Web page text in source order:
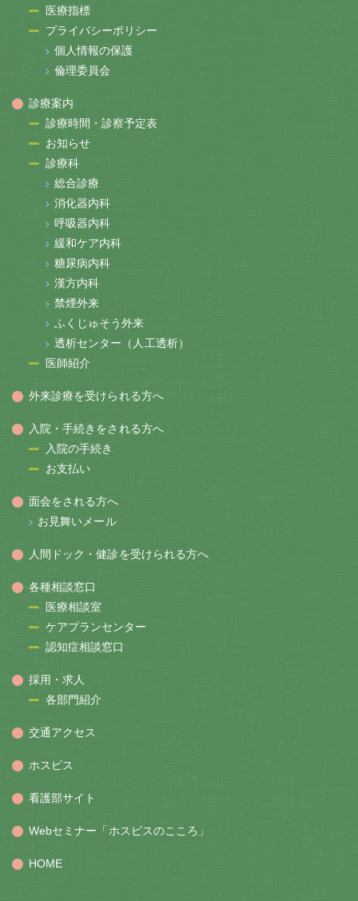
医療指標
プライバシーポリシー
個人情報の保護
倫理委員会
診療案内
診療時間・診察予定表
お知らせ
診療科
総合診療
消化器内科
呼吸器内科
緩和ケア内科
糖尿病内科
漢方内科
禁煙外来
ふくじゅそう外来
透析センター（人工透析）
医師紹介
外来診療を受けられる方へ
入院・手続きをされる方へ
入院の手続き
お支払い
面会をされる方へ
お見舞いメール
人間ドック・健診を受けられる方へ
各種相談窓口
医療相談室
ケアプランセンター
認知症相談窓口
採用・求人
各部門紹介
交通アクセス
ホスピス
看護部サイト
Webセミナー「ホスピスのこころ」
HOME